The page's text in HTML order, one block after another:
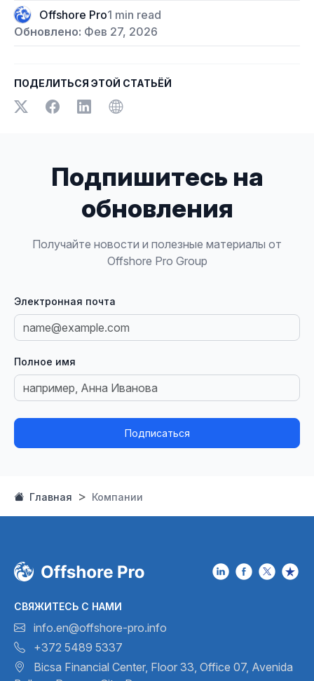
Offshore Pro1 min read
Обновлено: Фев 27, 2026
ПОДЕЛИТЬСЯ ЭТОЙ СТАТЬЁЙ
Подпишитесь на
обновления
Получайте новости и полезные материалы от
Offshore Pro Group
Электронная почта
Полное имя
Подписаться
Главная Компании
СВЯЖИТЕСЬ С НАМИ
info.en@offshore-pro.info
+372 5489 5337
Bicsa Financial Center, Floor 33, Office 07, Avenida